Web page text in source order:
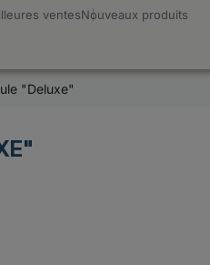
ventesNouveaux produits
"Deluxe"